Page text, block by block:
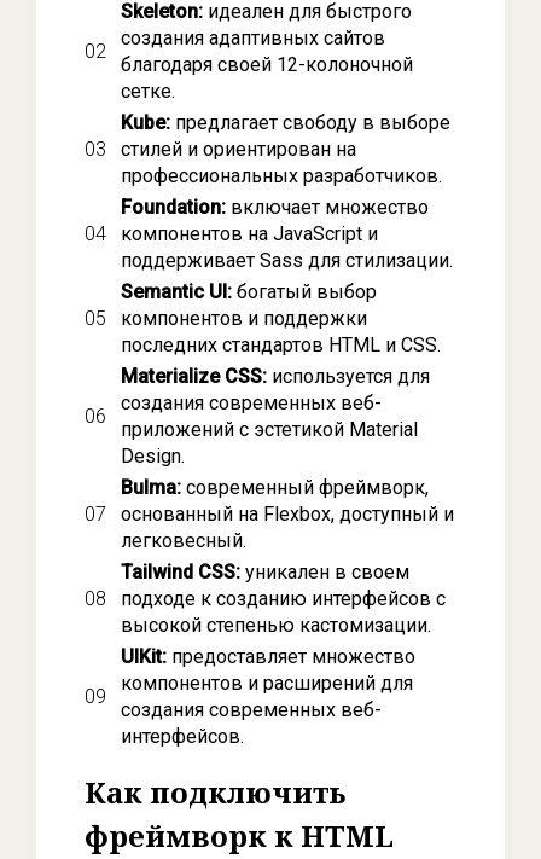
Skeleton: идеален для быстрого
создания адаптивных сайтов
благодаря своей 12-колоночной
сетке.
Kube: предлагает свободу в выборе
стилей и ориентирован на
профессиональных разработчиков.
Foundation: включает множество
компонентов на JavaScript и
поддерживает Sass для стилизации.
Semantic UI: богатый выбор
компонентов и поддержки
последних стандартов HTML и CSS.
Materialize CSS: используется для
создания современных веб-
приложений с эстетикой Material
Design.
Bulma: современный фреймворк,
основанный на Flexbox, доступный и
легковесный.
Tailwind CSS: уникален в своем
подходе к созданию интерфейсов с
высокой степенью кастомизации.
UIKit: предоставляет множество
компонентов и расширений для
создания современных веб-
интерфейсов.
Как подключить
фреймворк к HTML